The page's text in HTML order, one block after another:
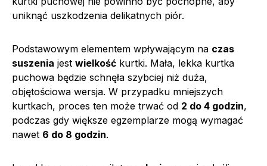
uniknąć uszkodzenia delikatnych piór.
Podstawowym elementem wpływającym na czas
suszenia jest wielkość kurtki. Mała, lekka kurtka
puchowa będzie schnęła szybciej niż duża,
objętościowa wersja. W przypadku mniejszych
kurtkach, proces ten może trwać od 2 do 4 godzin,
podczas gdy większe egzemplarze mogą wymagać
nawet 6 do 8 godzin.